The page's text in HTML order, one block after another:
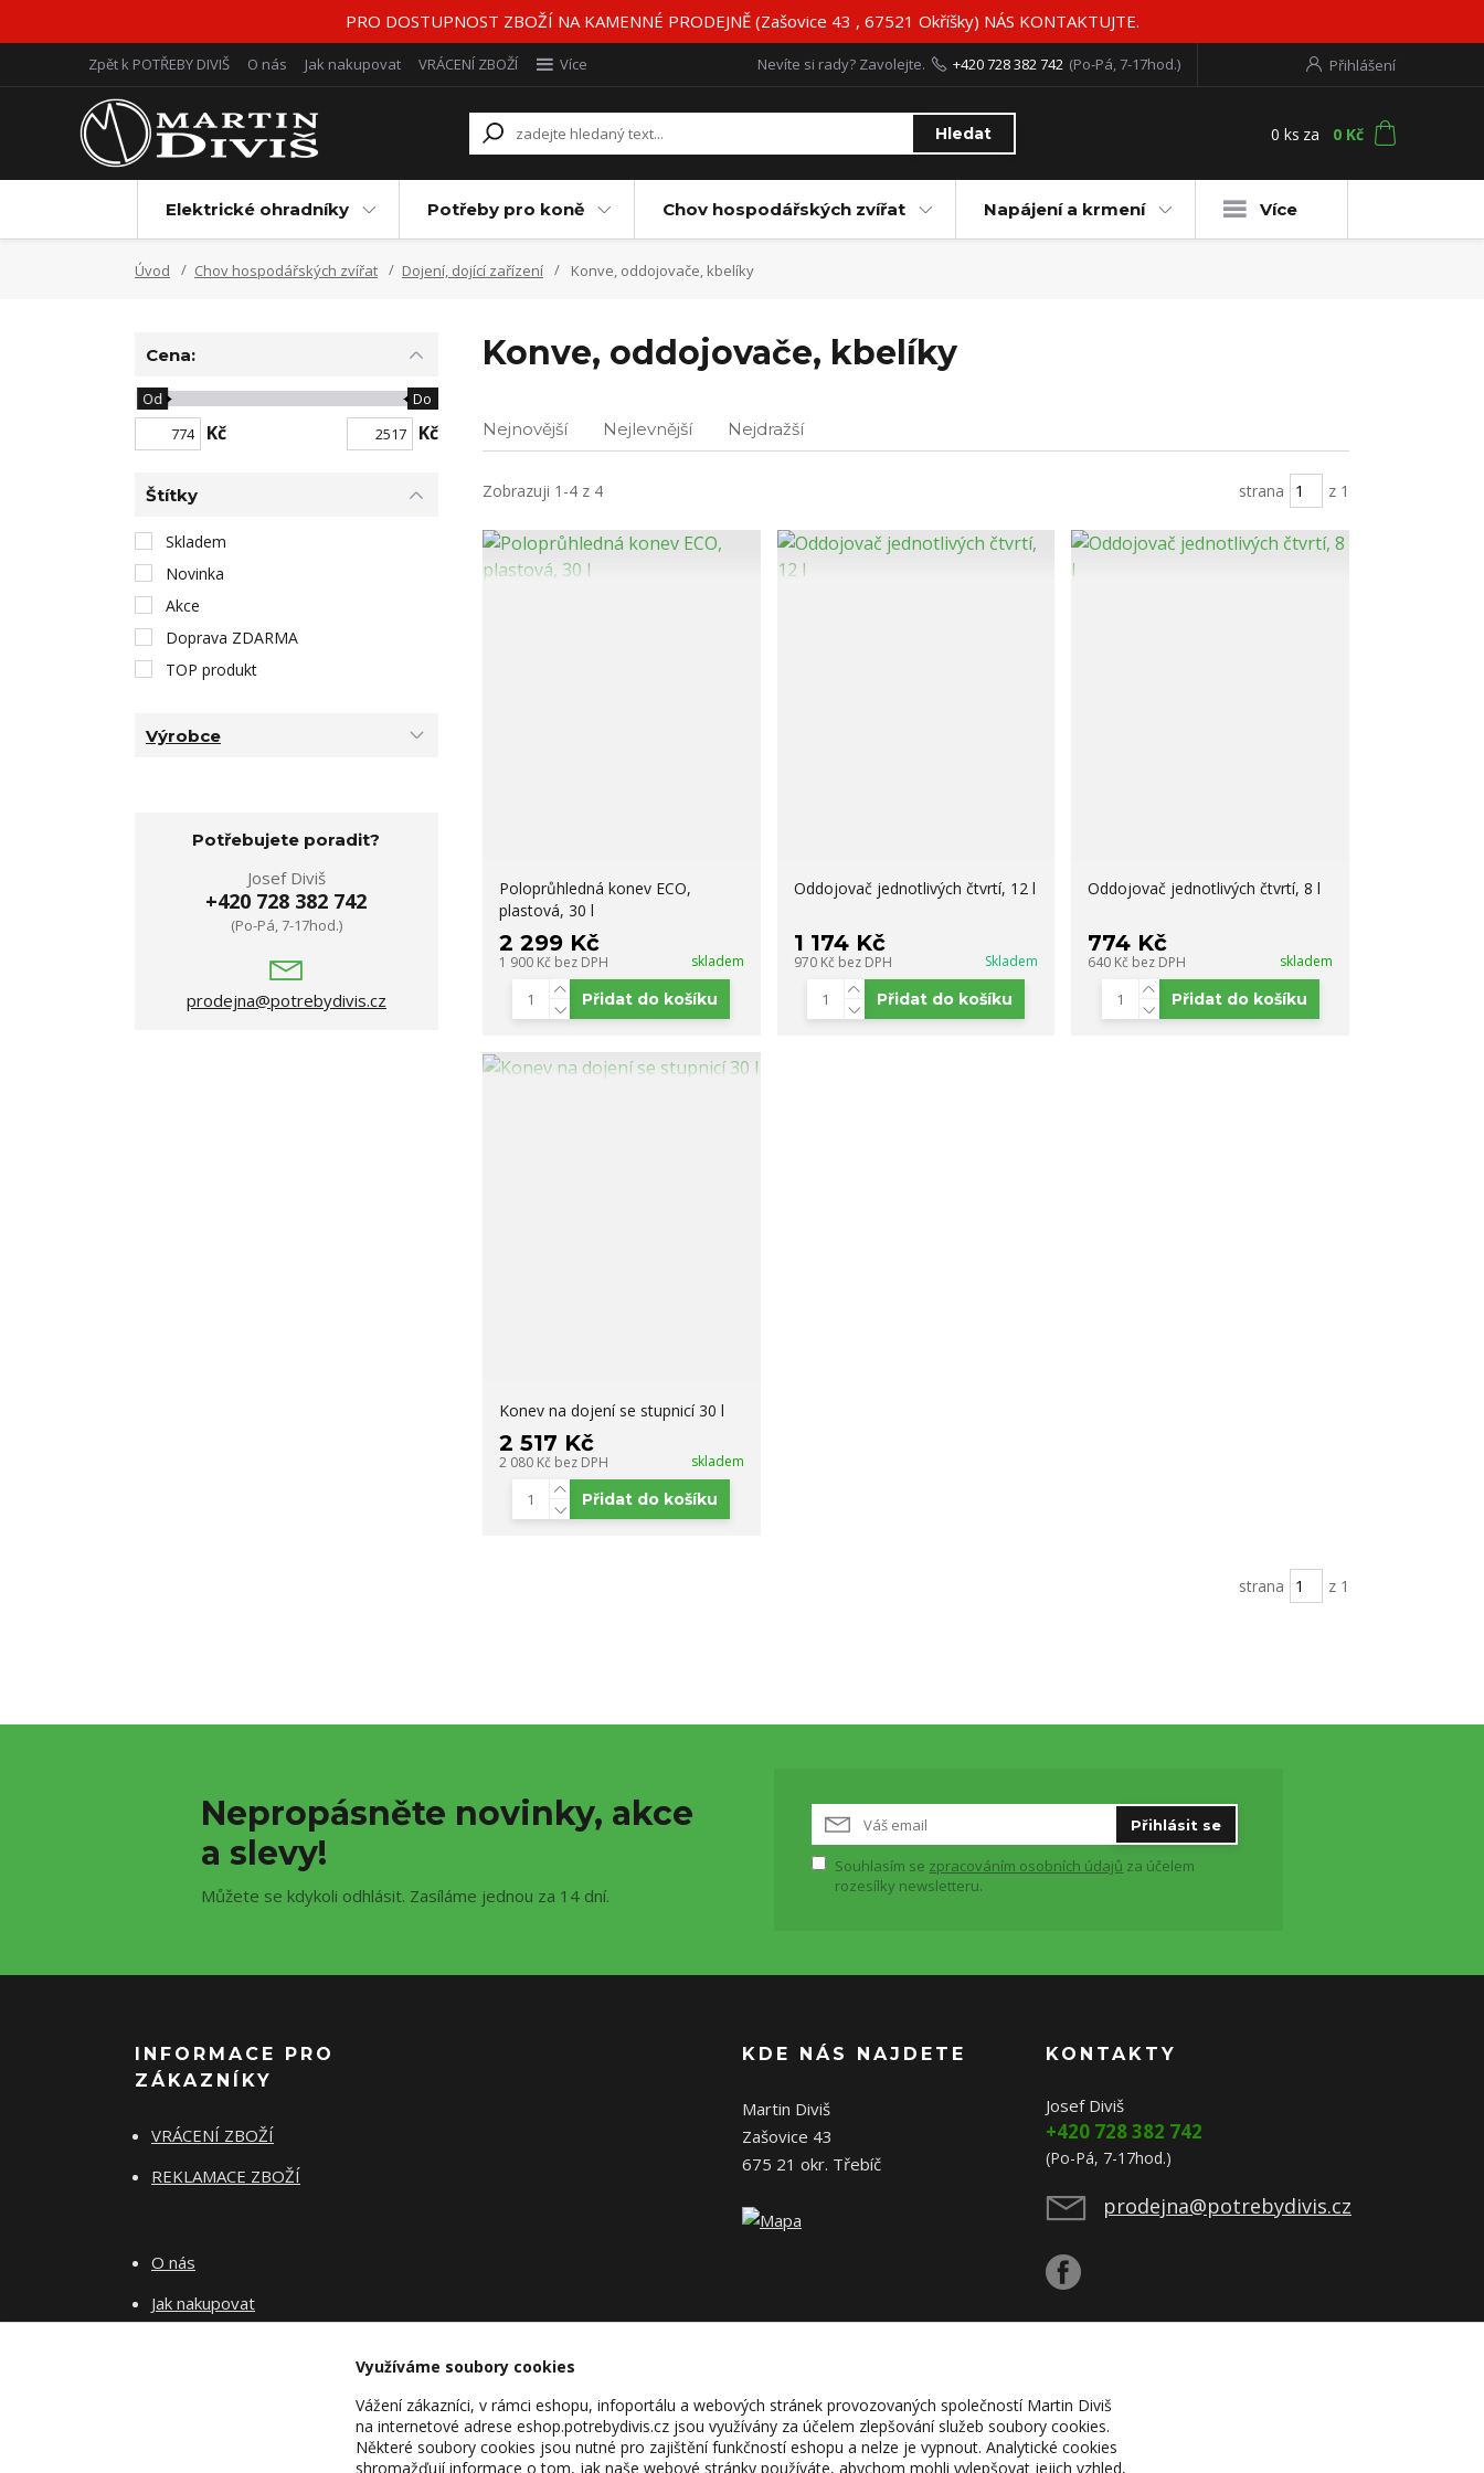
PRO DOSTUPNOST ZBOŽÍ NA KAMENNÉ PRODEJNĚ (Zašovice 43 , 67521 Okříšky) NÁS KONTAKTUJTE.
Zpět k POTŘEBY DIVIŠ O nás Jak nakupovat VRÁCENÍ ZBOŽÍ Více Přihlášení
Hledat
Nevíte si rady? Zavolejte. +420 728 382 742 (Po-Pá, 7-17hod.)
0 ks za 0 Kč
Elektrické ohradníky Potřeby pro koně Chov hospodářských zvířat Napájení a krmení Více
Úvod Chov hospodářských zvířat Dojení, dojící zařízení Konve, oddojovače, kbelíky
Konve, oddojovače, kbelíky
Nejnovější Nejlevnější Nejdražší
Zobrazuji 1-4 z 4 strana z 1
Poloprůhledná konev ECO,
plastová, 30 l
2 299 Kč
1 900 Kč bez DPH skladem
Přidat do košíku
Oddojovač jednotlivých čtvrtí, 12 l
1 174 Kč
970 Kč bez DPH Skladem
Přidat do košíku
Oddojovač jednotlivých čtvrtí, 8 l
774 Kč
640 Kč bez DPH skladem
Přidat do košíku
Konev na dojení se stupnicí 30 l
2 517 Kč
2 080 Kč bez DPH skladem
Přidat do košíku
strana z 1
Cena:
Kč
Od Do
Kč
Štítky
Skladem
Novinka
Akce
Doprava ZDARMA
TOP produkt
Výrobce
Potřebujete poradit?
Josef Diviš
+420 728 382 742
(Po-Pá, 7-17hod.)
prodejna@potrebydivis.cz
Nepropásněte novinky, akce
a slevy!
Můžete se kdykoli odhlásit. Zasíláme jednou za 14 dní.
Přihlásit se
Souhlasím se zpracováním osobních údajů za účelem
rozesílky newsletteru.
INFORMACE PRO
ZÁKAZNÍKY
VRÁCENÍ ZBOŽÍ
REKLAMACE ZBOŽÍ
O nás
Jak nakupovat
KDE NÁS NAJDETE
Martin Diviš
Zašovice 43
675 21 okr. Třebíč
KONTAKTY
Josef Diviš
+420 728 382 742
(Po-Pá, 7-17hod.)
prodejna@potrebydivis.cz
Využíváme soubory cookies
Vážení zákazníci, v rámci eshopu, infoportálu a webových stránek provozovaných společností Martin Diviš
na internetové adrese eshop.potrebydivis.cz jsou využívány za účelem zlepšování služeb soubory cookies.
Některé soubory cookies jsou nutné pro zajištění funkčností eshopu a nelze je vypnout. Analytické cookies
shromažďují informace o tom, jak naše webové stránky používáte, abychom mohli vylepšovat jejich vzhled,